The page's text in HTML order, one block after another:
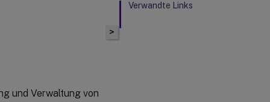
und Verwaltung von
>
Verwandte Links